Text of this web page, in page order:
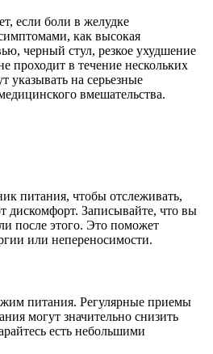
если боли в желудке
как высокая
черный стул, резкое ухудшение
проходит в течение нескольких
указывать на серьезные
вмешательства.
питания, чтобы отслеживать,
дискомфорт. Записывайте, что вы
после этого. Это поможет
или непереносимости.
питания. Регулярные приемы
могут значительно снизить
есть небольшими